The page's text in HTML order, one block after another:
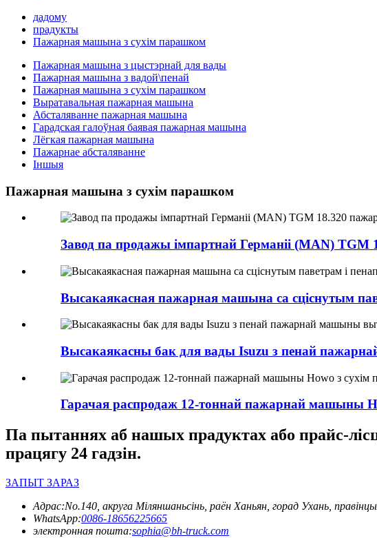
дадому
прадукты
Пажарная машына з сухім парашком
Пажарная машына з цыстэрнай для вады
Пажарная машына з вадой\пенай
Пажарная машына з сухім парашком
Выратавальная пажарная машына
Абсталяванне пажарная машына
Гарадская галоўная баявая пажарная машына
Лёгкая пажарная машына
Пажарнае абсталяванне
Іншыя
Пажарная машына з сухім парашком
Завод па продажы імпартнай Германіі (MAN)
Высакаякасная пажарная машына са сціснутым
Высакаякасны бак для вады Isuzu з пенай
Гарачая распродаж 12-тоннай пажарнай машыны
Па пытаннях аб нашых прадуктах або прайс-
працягу 24 гадзін.
ЗАПЫТ ЗАРАЗ
Адрас:No.140, акруга Міляншаньсінь, раён Ханьян, горад Ухань,
WhatsApp:0086-18656225665
электронная пошта:sophia@bh-truck.com